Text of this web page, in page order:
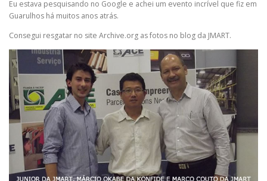
Eu estava pesquisando no Google e achei um evento incrível que fiz em
Guarulhos há muitos anos atrás.
Consegui resgatar no site Archive.org as fotos no blog da JMART.